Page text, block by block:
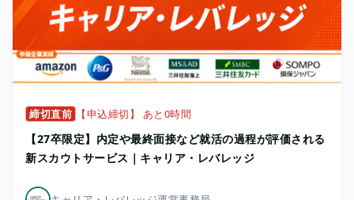
締切直前 【申込締切】 あと0時間
【27卒限定】内定や最終面接など就活の過程が評価される
新スカウトサービス｜キャリア・レバレッジ